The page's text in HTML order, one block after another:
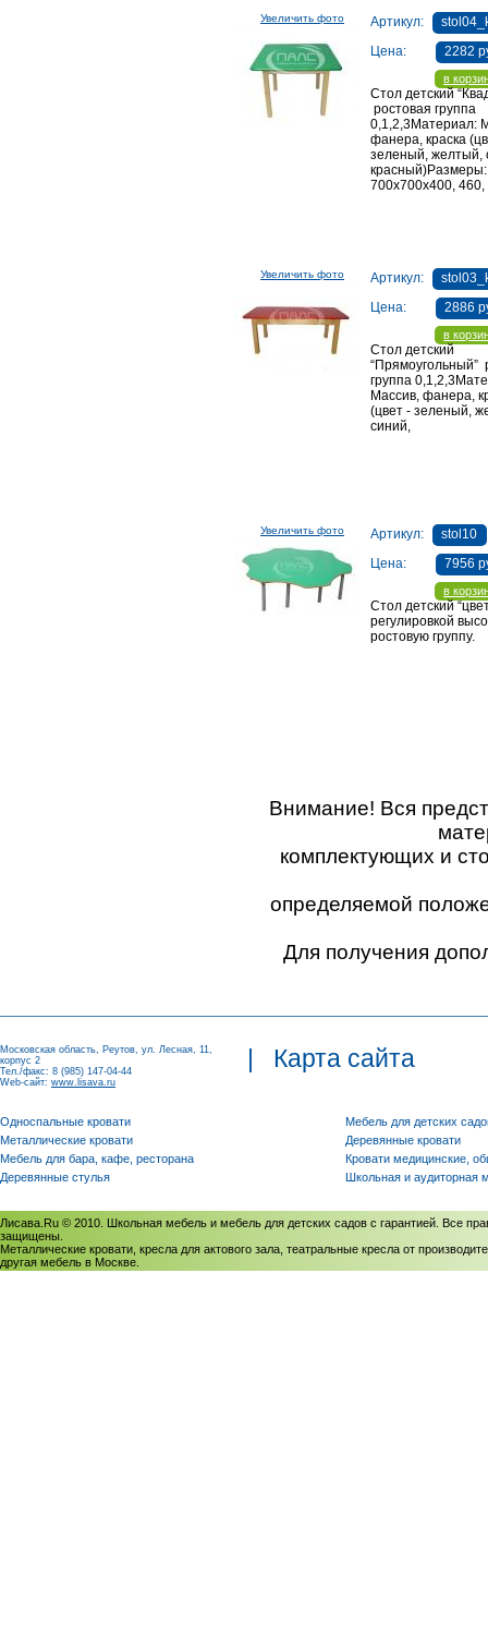
Увеличить фото Артикул:
Цена:
2282
в
Стол детский
ростовая группа
0,1,2,3Материал:
фанера, краска
зеленый, желтый,
красный)Размеры:
700х700х400,
Увеличить фото Артикул:
Цена:
2886
в
Стол детский
“Прямоугольный”
группа
Массив, фанера,
(цвет - зеленый,
синий,
красный)Размеры:
Увеличить фото Артикул:
stol10
Цена:
7956
в
Стол детский
регулировкой
ростовую группу.
Внимание! Вся
комплектующих и
определяемой
Для получения
Московская область, Реутов, ул. Лесная, 11,
корпус 2
Тел./факс: 8 (985) 147-04-44
Web-сайт: www.lisava.ru
| Карта сайта
Односпальные кровати
Металлические кровати
Мебель для бара, кафе, ресторана
Деревянные стулья
Мебель для детских
Деревянные кровати
Кровати медицинские,
Школьная и аудиторная
Лисава.Ru © 2010. Школьная мебель и мебель для детских садов с гарантией. Все
защищены.
Металлические кровати, кресла для актового зала, театральные кресла от
другая мебель в Москве.
Политика использования cookies/Соглашение на обработку персональных данных